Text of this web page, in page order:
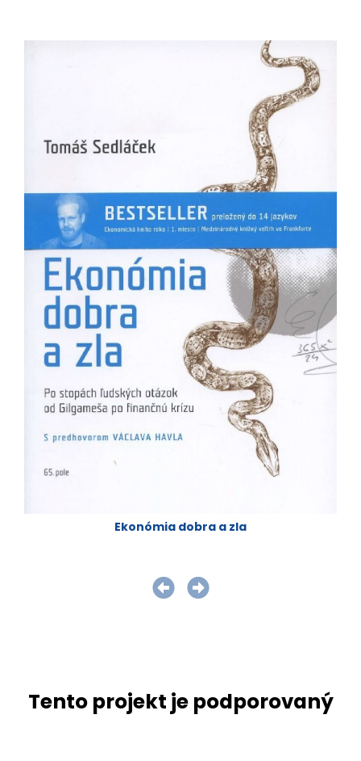
Ekonómia dobra a zla
Tento projekt je podporovaný